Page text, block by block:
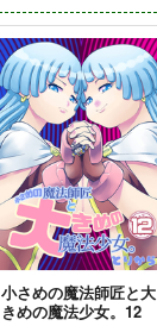
小さめの魔法師匠と大
きめの魔法少女。12